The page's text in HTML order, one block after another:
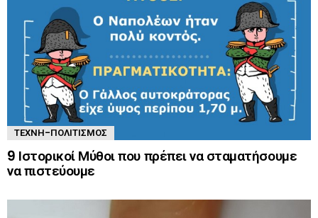
ΤΈΧΝΗ-ΠΟΛΙΤΙΣΜΌΣ
9 Ιστορικοί Μύθοι που πρέπει να σταματήσουμε
να πιστεύουμε